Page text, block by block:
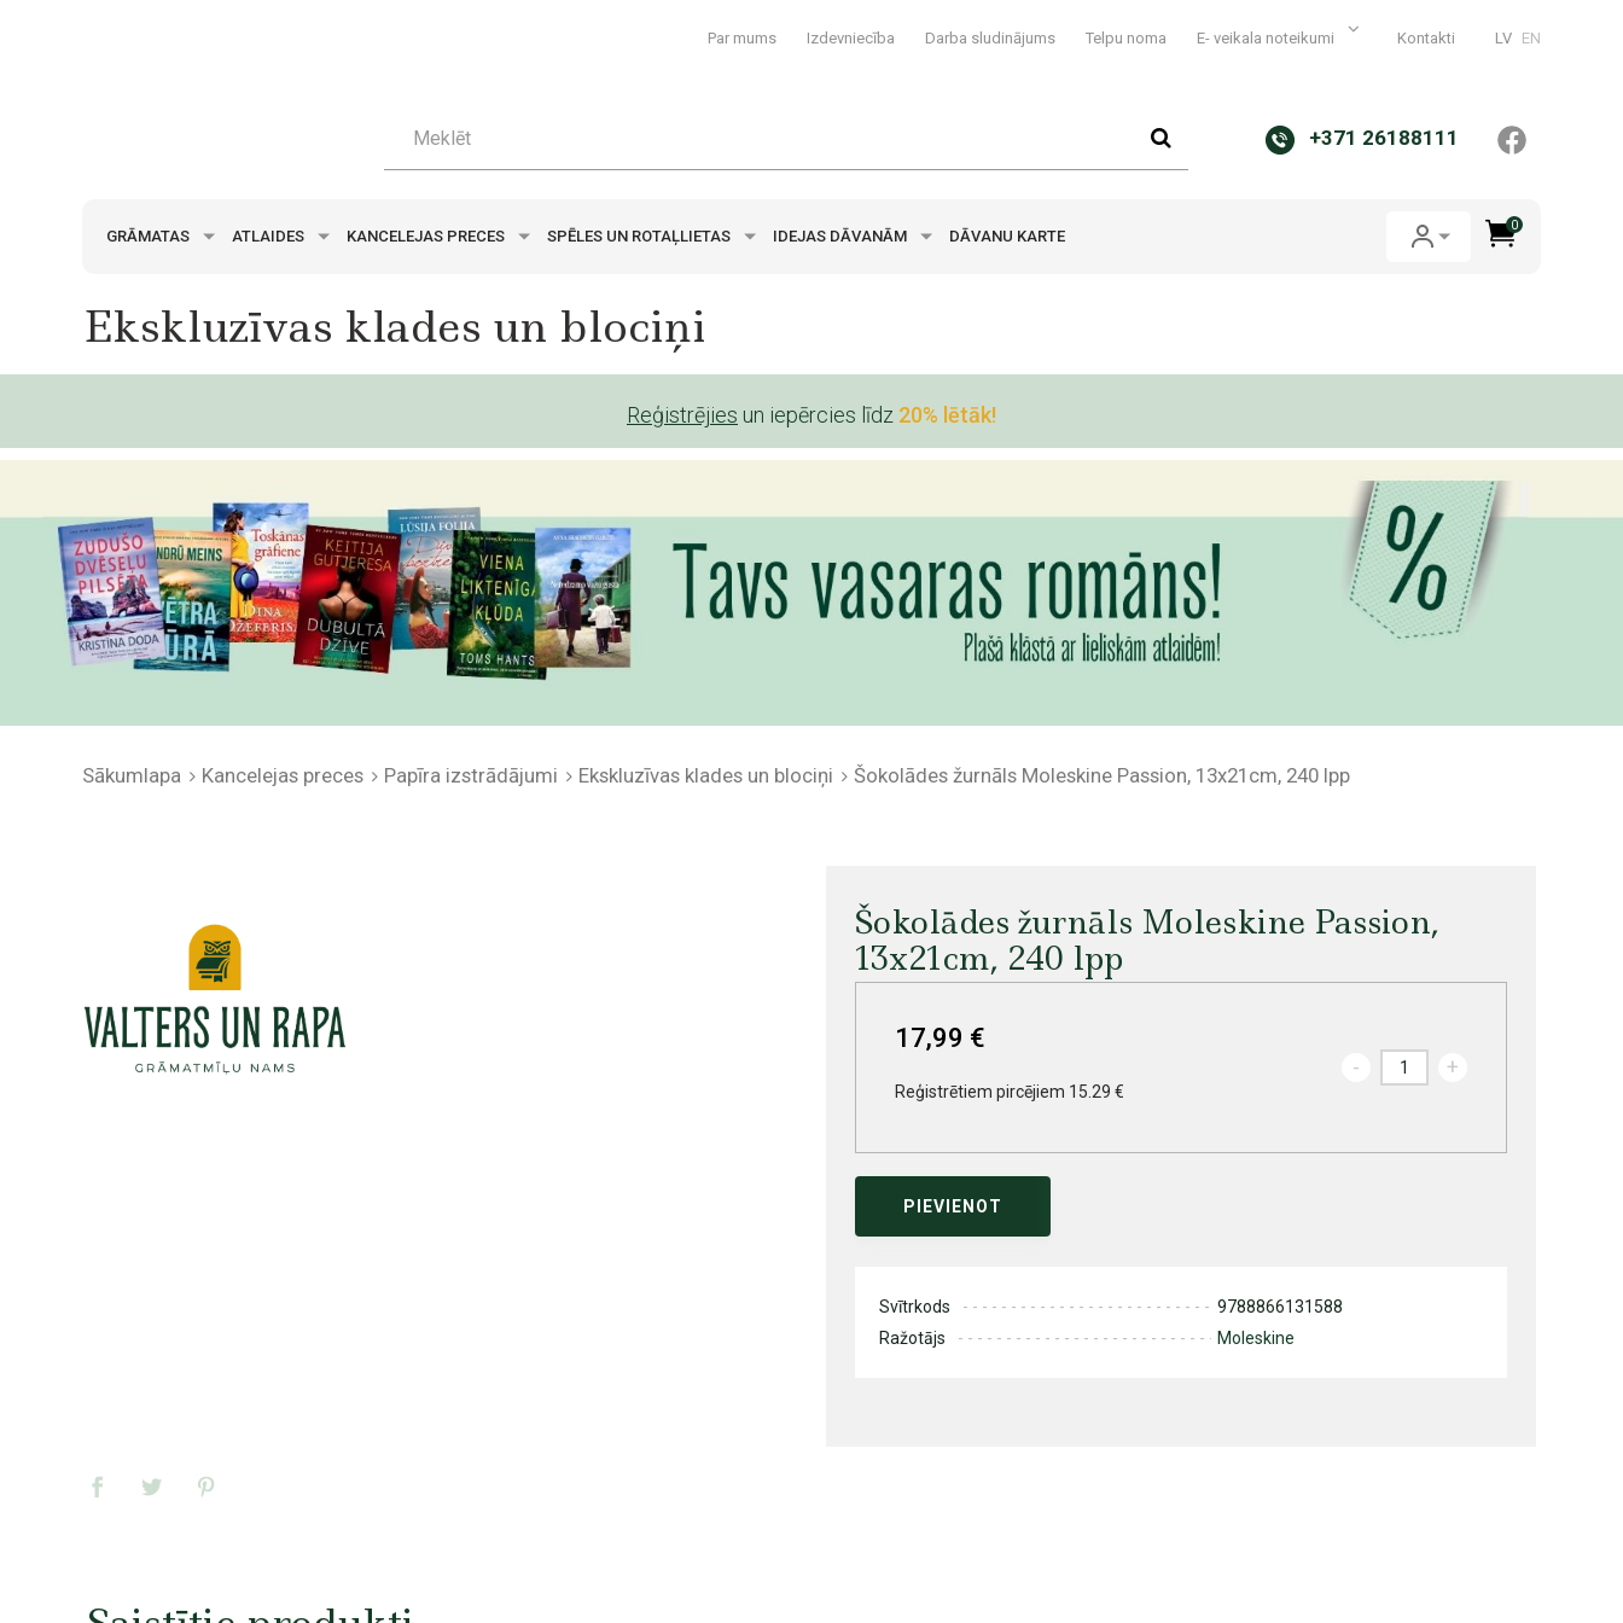
Par mums Izdevniecība Darba sludinājums Telpu noma E- veikala noteikumi Kontakti LV EN
+371 26188111
GRĀMATAS ATLAIDES KANCELEJAS PRECES SPĒLES UN ROTAĻLIETAS IDEJAS DĀVANĀM DĀVANU KARTE
0
Ekskluzīvas klades un blociņi
Reģistrējies un iepērcies līdz 20% lētāk!
Sākumlapa Kancelejas preces Papīra izstrādājumi Ekskluzīvas klades un blociņi Šokolādes žurnāls Moleskine Passion, 13x21cm, 240 lpp
Šokolādes žurnāls Moleskine Passion,
13x21cm, 240 lpp
17,99 €
Reģistrētiem pircējiem 15.29 €
- +
PIEVIENOT
Svītrkods
9788866131588
Ražotājs
Moleskine